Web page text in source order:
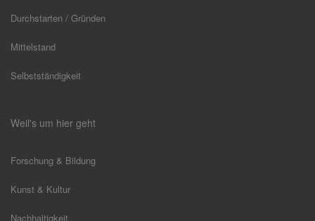
Durchstarten / Gründen
Mittelstand
Selbstständigkeit
Weil's um hier geht
Forschung & Bildung
Kunst & Kultur
Nachhaltigkeit